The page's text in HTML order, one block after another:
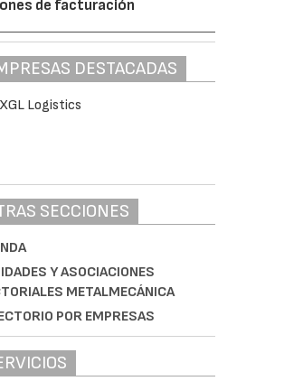
de facturación
DESTACADAS
SECCIONES
Y ASOCIACIONES
METALMECÁNICA
POR EMPRESAS